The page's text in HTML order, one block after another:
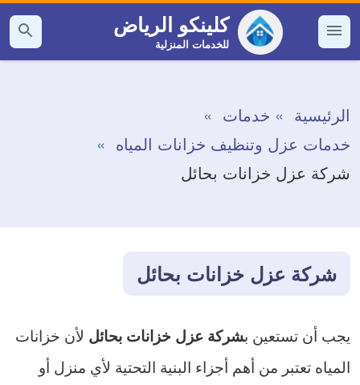
التجاوز
إلى القائمة
كلينكو الرياض
للخدمات المنزلية
بحث
عن
الرئيسية
خدمات
خدمات عزل وتنظيف خزانات المياه
شركة عزل خزانات بحائل
شركة عزل خزانات بحائل
يجب أن تستعين بشركة عزل خزانات بحائل لأن خزانات
المياه تعتبر من أهم أجزاء البنية التحتية لأي منزل أو